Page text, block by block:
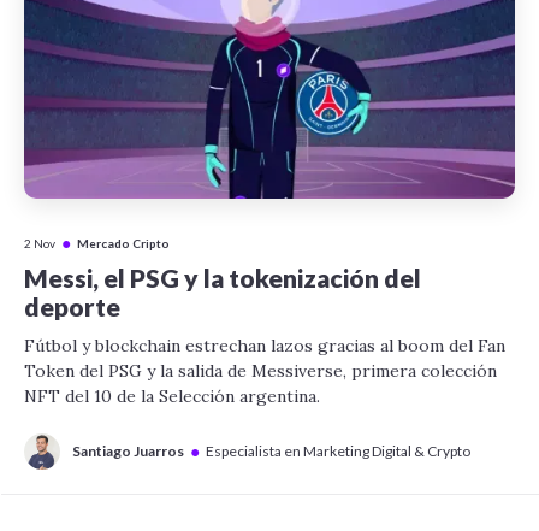
2 Nov ● Mercado Cripto
Messi, el PSG y la tokenización del
deporte
Fútbol y blockchain estrechan lazos gracias al boom del Fan
Token del PSG y la salida de Messiverse, primera colección
NFT del 10 de la Selección argentina.
Santiago Juarros ● Especialista en Marketing Digital & Crypto